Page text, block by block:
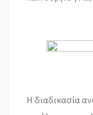
Η διαδικασία